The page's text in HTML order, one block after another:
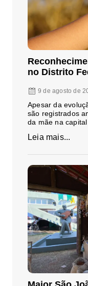
no Distrito
9 de agosto de
Apesar da
são registrados
da mãe na
Leia mais...